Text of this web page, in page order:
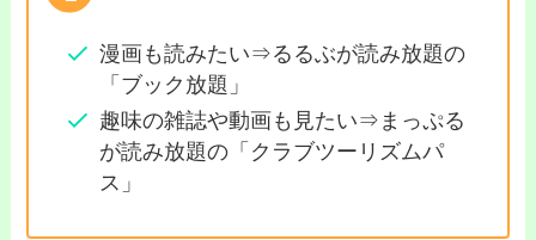
漫画も読みたい⇒るるぶが読み放題の
「ブック放題」
趣味の雑誌や動画も見たい⇒まっぷる
が読み放題の「クラブツーリズムパ
ス」